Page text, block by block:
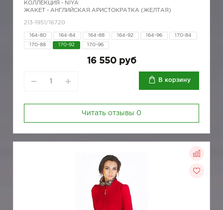
КОЛЛЕКЦИЯ - NIYA
ЖАКЕТ - АНГЛИЙСКАЯ АРИСТОКРАТКА (ЖЕЛТАЯ)
213-1951/16720
164-80 164-84 164-88 164-92 164-96 170-84
170-88 170-92 170-96
16 550 руб
В корзину
Читать отзывы 0